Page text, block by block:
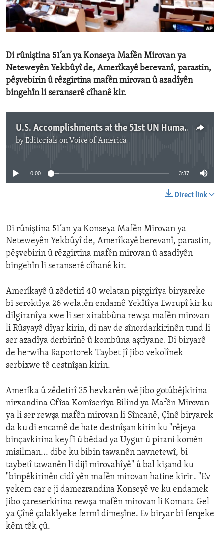
ENVIRONMENT AND HEALTH
IDEALS AND INSTITUTIONS
Di rûniştina 51’an ya Konseya Mafên Mirovan ya
Neteweyên Yekbûyî de, Amerîkayê berevanî, parastin,
pêşvebirin û rêzgirtina mafên mirovan û azadîyên
bingehîn li seranserê cîhanê kir.
U.S. Accomplishments at the 51st UN Human Rights Council
byEditorials on Voice of America
0:00 3:37
Direct link
Di rûniştina 51’an ya Konseya Mafên Mirovan ya
Neteweyên Yekbûyî de, Amerîkayê berevanî, parastin,
pêşvebirin û rêzgirtina mafên mirovan û azadîyên
bingehîn li seranserê cîhanê kir.
Amerîkayê û zêdetirî 40 welatan piştgirîya biryareke
bi seroktîya 26 welatên endamê Yekîtîya Ewrupî kir ku
dilgiranîya xwe li ser xirabbûna rewşa mafên mirovan
li Rûsyayê dîyar kirin, di nav de sînordarkirinên tund li
ser azadîya derbirînê û kombûna aştîyane. Di biryarê
de herwiha Raportorek Taybet jî jibo vekolînek
serbixwe tê destnîşan kirin.
Amerîka û zêdetirî 35 hevkarên wê jibo gotûbêjkirina
nirxandina Ofîsa Komîserîya Bilind ya Mafên Mirovan
ya li ser rewşa mafên mirovan li Sîncanê, Çînê biryarek
da ku di encamê de hate destnîşan kirin ku "rêjeya
binçavkirina keyfî û bêdad ya Uygur û piranî komên
misilman... dibe ku bibin tawanên navnetewî, bi
taybetî tawanên li dijî mirovahîyê" û bal kişand ku
"binpêkirinên cidî yên mafên mirovan hatine kirin. "Ev
yekem car e ji damezrandina Konseyê ve ku endamek
jibo çareserkirina rewşa mafên mirovan li Komara Gel
ya Çînê çalakîyeke fermî dimeşîne. Ev biryar bi ferqeke
kêm têk çû.